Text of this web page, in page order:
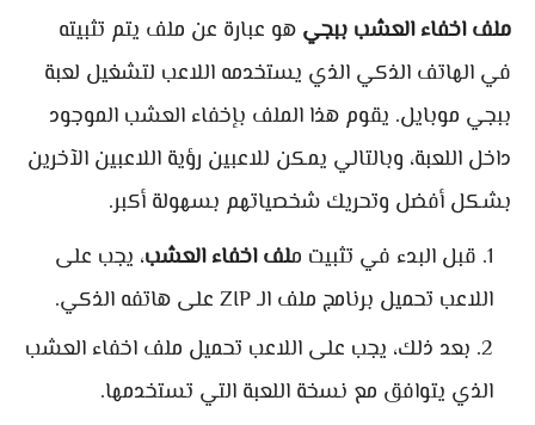
ملف اخفاء العشب ببجي هو عبارة عن ملف يتم تثبيته
في الهاتف الذكي الذي يستخدمه اللاعب لتشغيل لعبة
ببجي موبايل. يقوم هذا الملف بإخفاء العشب الموجود
داخل اللعبة، وبالتالي يمكن للاعبين رؤية اللاعبين الآخرين
بشكل أفضل وتحريك شخصياتهم بسهولة أكبر.
قبل البدء في تثبيت ملف اخفاء العشب، يجب على
اللاعب تحميل برنامج ملف الـ ZIP على هاتفه الذكي.
بعد ذلك، يجب على اللاعب تحميل ملف اخفاء العشب
الذي يتوافق مع نسخة اللعبة التي تستخدمها.